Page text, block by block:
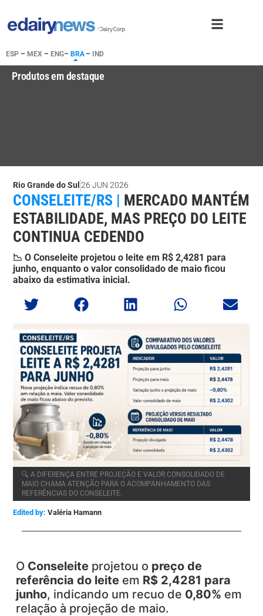
ESP – MEX – ENG– BRA– IND
Produtos em destaque
Rio Grande do Sul 26 JUN 2026
CONSELEITE/RS | MERCADO MANTÉM
ESTABILIDADE, MAS PREÇO DO LEITE
CONTINUA CEDENDO
📉 O Conseleite projetou o leite em R$ 2,4281 para
junho, enquanto o valor consolidado de maio ficou
abaixo da estimativa inicial.
🔍 A DIFERENÇA ENTRE PROJEÇÃO E VALOR CONSOLIDADO DE
MAIO CHAMA ATENÇÃO PARA O ACOMPANHAMENTO DAS
REFERÊNCIAS DO CONSELEITE.
Edited by: Valéria Hamann
O Conseleite projetou o preço de
referência do leite em R$ 2,4281 para
junho, indicando um recuo de 0,80% em
relação à projeção de maio.